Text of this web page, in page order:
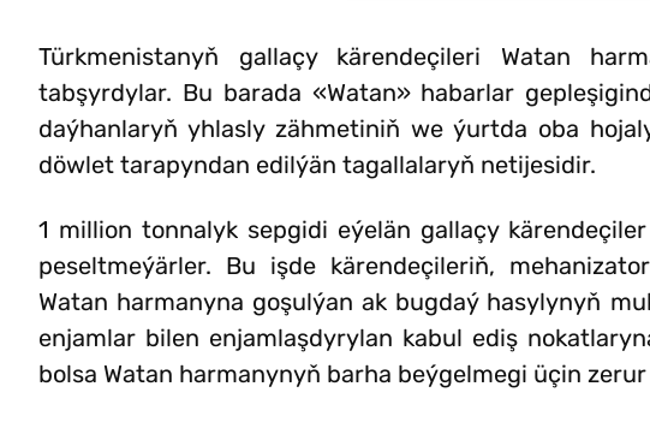
Türkmenistanyň gallaçy kärendeçileri Watan
tabşyrdylar. Bu barada «Watan» habarlar
daýhanlaryň yhlasly zähmetiniň we ýurtda oba
döwlet tarapyndan edilýän tagallalaryň netijesidir.
1 million tonnalyk sepgidi eýelän gallaçy
peseltmeýärler. Bu işde kärendeçileriň,
Watan harmanyna goşulýan ak bugdaý hasylynyň
enjamlar bilen enjamlaşdyrylan kabul ediş
bolsa Watan harmanynyň barha beýgelmegi üçin